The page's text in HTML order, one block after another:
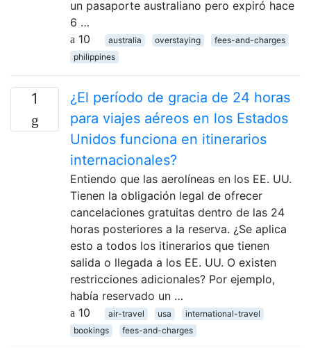
un pasaporte australiano pero expiró hace
6 …
10
australia overstaying
fees-and-charges
philippines
1
¿El período de gracia de 24 horas
para viajes aéreos en los Estados
Unidos funciona en itinerarios
internacionales?
Entiendo que las aerolíneas en los EE. UU.
Tienen la obligación legal de ofrecer
cancelaciones gratuitas dentro de las 24
horas posteriores a la reserva. ¿Se aplica
esto a todos los itinerarios que tienen
salida o llegada a los EE. UU. O existen
restricciones adicionales? Por ejemplo,
había reservado un …
10
air-travel usa
international-travel
bookings
fees-and-charges